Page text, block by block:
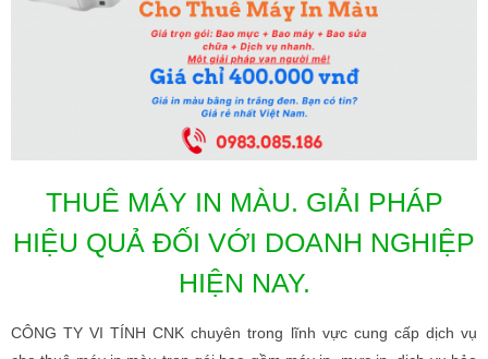
THUÊ MÁY IN MÀU. GIẢI PHÁP
HIỆU QUẢ ĐỐI VỚI DOANH NGHIỆP
HIỆN NAY.
CÔNG TY VI TÍNH CNK chuyên trong lĩnh vực cung cấp dịch vụ